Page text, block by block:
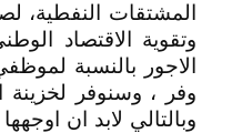
المشتقات النفطية،
وتقوية الاقتصاد
الاجور بالنسبة
وبالتالي لابد ان